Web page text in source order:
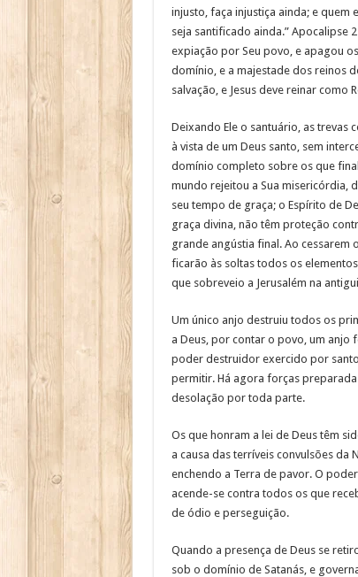
injusto, faça injustiça ainda; e quem
seja santificado ainda.” Apocalipse
expiação por Seu povo, e apagou
domínio, e a majestade dos reinos
salvação, e Jesus deve reinar como
Deixando Ele o santuário, as trevas
à vista de um Deus santo, sem
domínio completo sobre os que
mundo rejeitou a Sua misericórdia,
seu tempo de graça; o Espírito de
graça divina, não têm proteção
grande angústia final. Ao cessarem
ficarão às soltas todos os
que sobreveio a Jerusalém na
Um único anjo destruiu todos os
a Deus, por contar o povo, um anjo
poder destruidor exercido por
permitir. Há agora forças
desolação por toda parte.
Os que honram a lei de Deus têm
a causa das terríveis convulsões da
enchendo a Terra de pavor. O
acende-se contra todos os que
de ódio e perseguição.
Quando a presença de Deus se
sob o domínio de Satanás, e